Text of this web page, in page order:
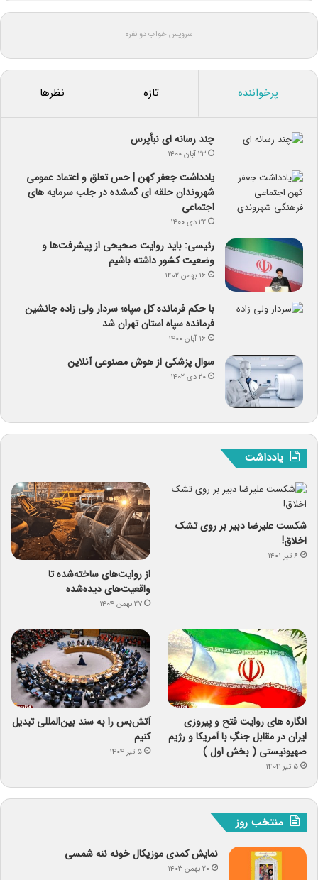
سرویس خواب دو نفره
پرخواننده تازه نظرها
چند رسانه ای نبأپرس
۲۳ آبان ۱۴۰۰
یادداشت جعفر کهن | حس تعلق و اعتماد عمومی
شهروندان حلقه ای گمشده در جلب سرمایه های
اجتماعی
۲۲ دی ۱۴۰۰
رئیسی: باید روایت صحیحی از پیشرفت‌ها و
وضعیت کشور داشته باشیم
۱۶ بهمن ۱۴۰۲
با حکم فرمانده کل سپاه؛ سردار ولی زاده جانشین
فرمانده سپاه استان تهران شد
۱۶ آبان ۱۴۰۰
سوال پزشکی از هوش مصنوعی آنلاین
۲۰ دی ۱۴۰۲
یادداشت
شکست علیرضا دبیر بر روی تشک
اخلاق!
۶ تیر ۱۴۰۱
از روایت‌های ساخته‌شده تا
واقعیت‌های دیده‌شده
۲۷ بهمن ۱۴۰۴
انگاره های روایت فتح و پیروزی
ایران در مقابل جنگِ با آمریکا و رژیم
صهیونیستی ( بخش اول )
۵ تیر ۱۴۰۴
آتش‌بس را به سند بین‌المللی تبدیل
کنیم
۵ تیر ۱۴۰۴
منتخب روز
نمایش کمدی موزیکال خونه ننه شمسی
۲۰ بهمن ۱۴۰۳